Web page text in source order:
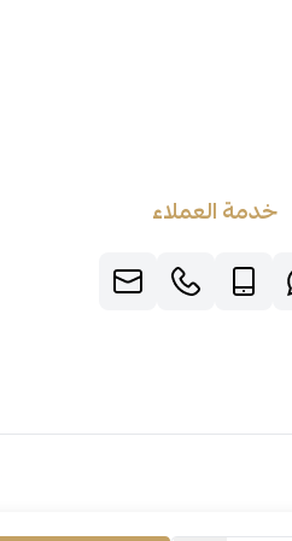
خدمة العملاء